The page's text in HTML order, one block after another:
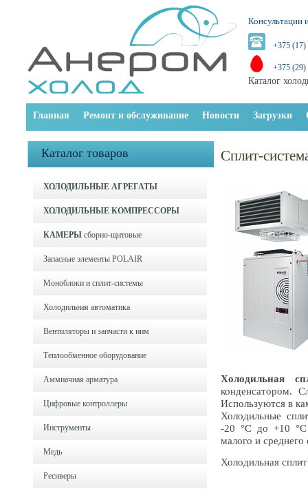
Консультации
+375 (17)
+375 (29)
Каталог
Главная Ремонт и обслуживание Новости Загрузки
Каталог товаров
ХОЛОДИЛЬНЫЕ АГРЕГАТЫ
ХОЛОДИЛЬНЫЕ КОМПРЕССОРЫ
КАМЕРЫ сборно-щитовые
Запасные элементы POLAIR
Моноблоки и cплит-системы
Холодильная автоматика
Вентиляторы и запчасти к ним
Теплообменное оборудование
Аммиачная арматура
Цифровые контроллеры
Инструменты
Медь
Ресиверы
Сплит-
Холодильная
конденсатором.
Используются в
Холодильные
-20 °С до +10 °С
малого и
Холодильная